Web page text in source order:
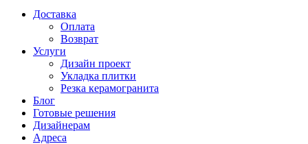
Доставка
Оплата
Возврат
Услуги
Дизайн проект
Укладка плитки
Резка керамогранита
Блог
Готовые решения
Дизайнерам
Адреса